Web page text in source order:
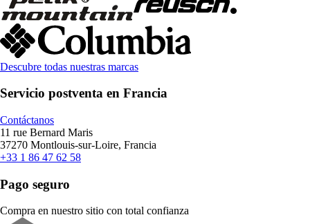
Descubre todas nuestras marcas
Servicio postventa en Francia
Contáctanos
11 rue Bernard Maris
37270 Montlouis-sur-Loire, Francia
+33 1 86 47 62 58
Pago seguro
Compra en nuestro sitio con total confianza